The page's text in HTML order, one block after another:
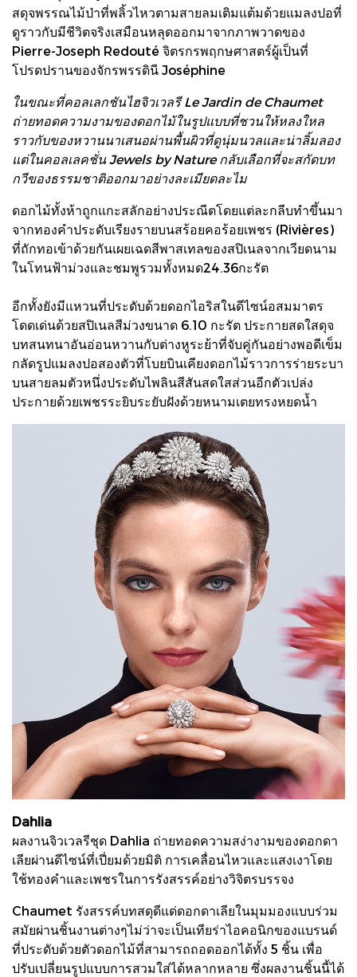
สดุจพรรณไม้ป่าที่พลิ้วไหวตามสายลมเติมแต้มด้วยแมลงปอที่
ดูราวกับมีชีวิตจริงเสมือนหลุดออกมาจากภาพวาดของ
Pierre-Joseph Redouté จิตรกรพฤกษศาสตร์ผู้เป็นที่
โปรดปรานของจักรพรรดินี Joséphine
ในขณะที่คอลเลกชันไฮจิวเวลรี Le Jardin de Chaumet
ถ่ายทอดความงามของดอกไม้ในรูปแบบที่ชวนให้หลงใหล
ราวกับของหวานนาเสนอผ่านพื้นผิวที่ดูนุ่มนวลและน่าลิ้มลอง
แต่ในคอลเลคชั่น Jewels by Nature กลับเลือกที่จะสกัดบท
กวีของธรรมชาติออกมาอย่างละเมียดละไม
ดอกไม้ทั้งห้าถูกแกะสลักอย่างประณีตโดยแต่ละกลีบทำขึ้นมา
จากทองคำประดับเรียงรายบนสร้อยคอร้อยเพชร (Rivières)
ที่ถักทอเข้าด้วยกันเผยเฉดสีพาสเทลของสปิเนลจากเวียดนาม
ในโทนฟ้าม่วงและชมพูรวมทั้งหมด24.36กะรัต
อีกทั้งยังมีแหวนที่ประดับด้วยดอกไอริสในดีไซน์อสมมาตร
โดดเด่นด้วยสปิเนลสีม่วงขนาด 6.10 กะรัต ประกายสดใสดุจ
บทสนทนาอันอ่อนหวานกับต่างหูระย้าที่จับคู่กันอย่างพอดีเข็ม
กลัดรูปแมลงปอสองตัวที่โบยบินเคียงดอกไม้ราวการร่ายระบา
บนสายลมตัวหนึ่งประดับไพลินสีสันสดใสส่วนอีกตัวเปล่ง
ประกายด้วยเพชรระยิบระยับฝังด้วยหนามเตยทรงหยดน้ำ
Dahlia
ผลงานจิวเวลรีชุด Dahlia ถ่ายทอดความสง่างามของดอกดา
เลียผ่านดีไซน์ที่เปี่ยมด้วยมิติ การเคลื่อนไหวและแสงเงาโดย
ใช้ทองคำและเพชรในการรังสรรค์อย่างวิจิตรบรรจง
Chaumet รังสรรค์บทสดุดีแด่ดอกดาเลียในมุมมองแบบร่วม
สมัยผ่านชิ้นงานต่างๆไม่ว่าจะเป็นเทียร่าไอคอนิกของแบรนด์
ที่ประดับด้วยตัวดอกไม้ที่สามารถถอดออกได้ทั้ง 5 ชิ้น เพื่อ
ปรับเปลี่ยนรูปแบบการสวมใส่ได้หลากหลาย ซึ่งผลงานชิ้นนี้ได้